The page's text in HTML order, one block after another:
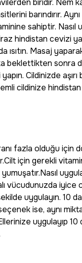
biridir. Nem
barındırır.
sahiptir. Nasıl
hindistan cevizi
ısıtın. Masaj
beklettikten sonra
Cildinizde
cildinize hindistan
fazla olduğu için
için gerekli
vücudunuzda iyice
uygulayın. 10
ise, aynı
uygulayıp